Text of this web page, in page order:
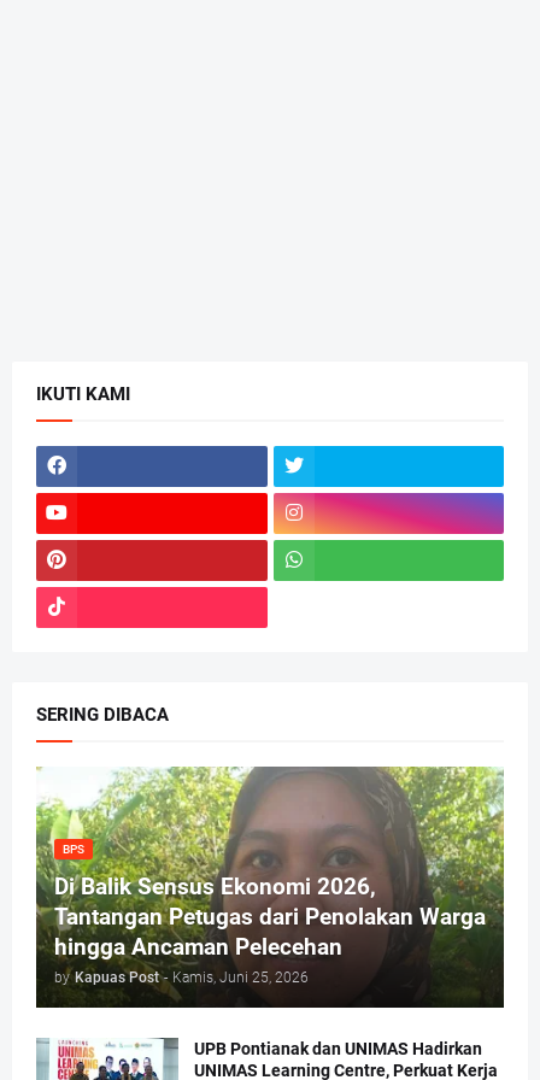
IKUTI KAMI
SERING DIBACA
BPS
Di Balik Sensus Ekonomi 2026,
Tantangan Petugas dari Penolakan Warga
hingga Ancaman Pelecehan
by Kapuas Post - Kamis, Juni 25, 2026
UPB Pontianak dan UNIMAS Hadirkan
UNIMAS Learning Centre, Perkuat Kerja